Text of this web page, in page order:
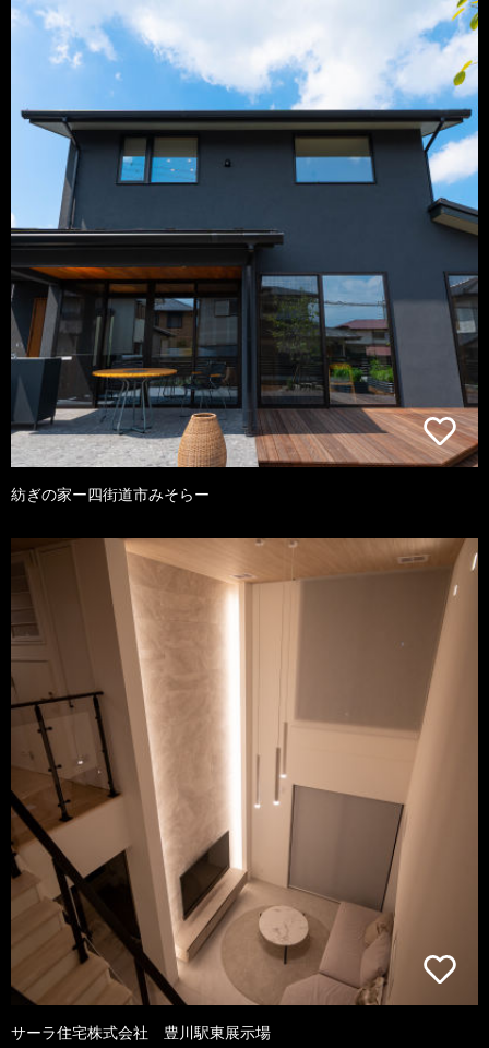
紡ぎの家ー四街道市みそらー
サーラ住宅株式会社 豊川駅東展示場